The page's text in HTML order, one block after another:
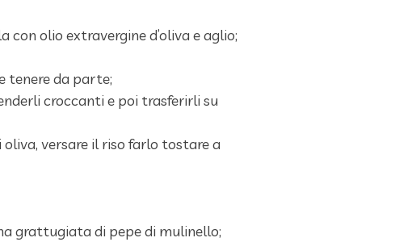
olio extravergine d’oliva e aglio;
tenere da parte;
croccanti e poi trasferirli su
versare il riso farlo tostare a
grattugiata di pepe di mulinello;